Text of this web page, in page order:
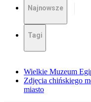
Najnowsze
Tagi
Wielkie Muzeum
Zdjęcia chińskiego
miasto